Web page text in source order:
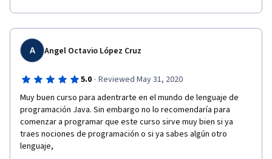
A Angel Octavio López Cruz
5.0 · Reviewed May 31, 2020
Muy buen curso para adentrarte en el mundo de lenguaje de
programación Java. Sin embargo no lo recomendaría para
comenzar a programar que este curso sirve muy bien si ya
traes nociones de programación o si ya sabes algún otro
lenguaje,